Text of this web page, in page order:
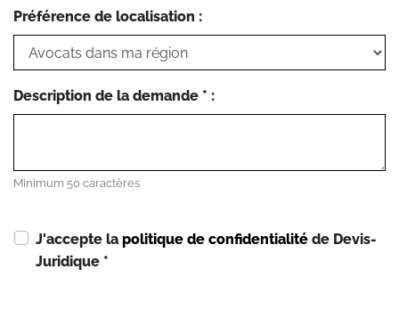
Préférence de localisation :
Description de la demande * :
Minimum 50 caractères
J'accepte la politique de confidentialité de Devis-
Juridique *